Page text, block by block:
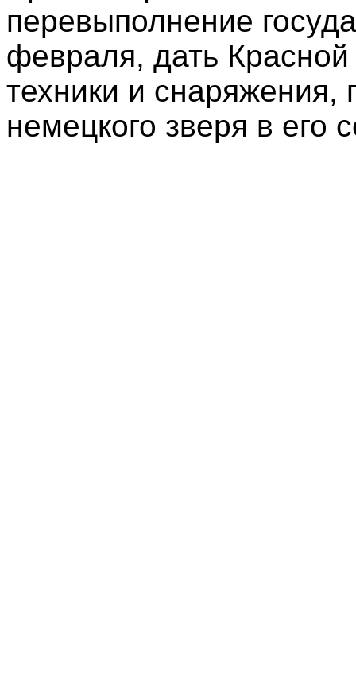
перевыполнение
февраля, дать
техники и снаряжения,
немецкого зверя в его